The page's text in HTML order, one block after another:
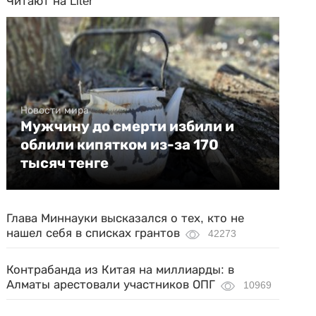
Новости мира
Мужчину до смерти избили и
облили кипятком из-за 170
тысяч тенге
Глава Миннауки высказался о тех, кто не
нашел себя в списках грантов
42273
Контрабанда из Китая на миллиарды: в
Алматы арестовали участников ОПГ
10969